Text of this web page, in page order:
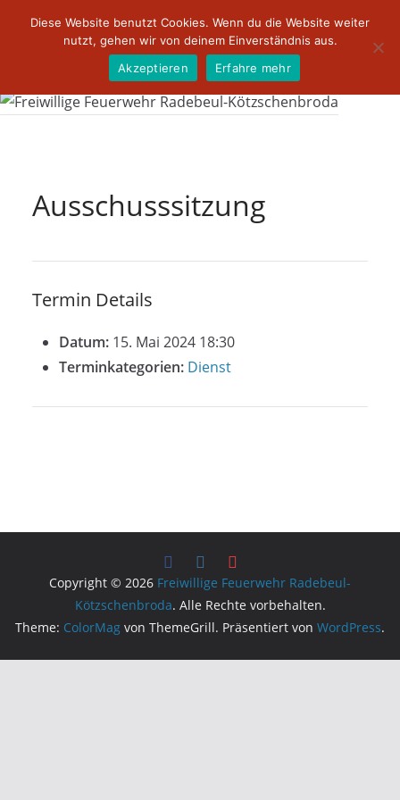
Ausschusssitzung
Termin Details
Datum: 15. Mai 2024 18:30
Terminkategorien: Dienst
Copyright © 2026 Freiwillige Feuerwehr Radebeul-
Kötzschenbroda. Alle Rechte vorbehalten.
Theme: ColorMag von ThemeGrill. Präsentiert von WordPress.
Diese Website benutzt Cookies. Wenn du die Website weiter
nutzt, gehen wir von deinem Einverständnis aus.
Akzeptieren
Erfahre mehr